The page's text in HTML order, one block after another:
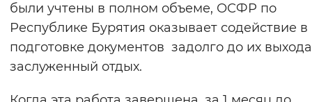
Воспроизвести Остановить
Вернуть стандартные настройки
были учтены в полном объеме, ОСФР по
Республике Бурятия оказывает содействие в
подготовке документов задолго до их
заслуженный отдых.